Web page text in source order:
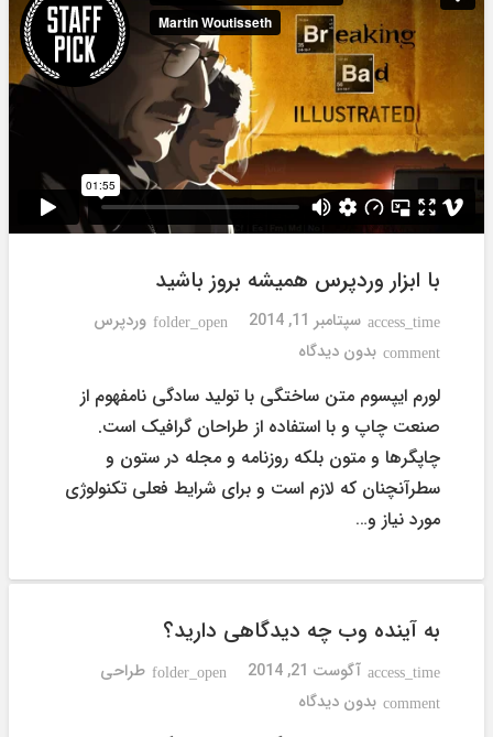
با ابزار وردپرس همیشه بروز باشید
access_time سپتامبر 11, 2014 folder_open وردپرس
comment بدون دیدگاه
لورم ایپسوم متن ساختگی با تولید سادگی نامفهوم از
صنعت چاپ و با استفاده از طراحان گرافیک است.
چاپگرها و متون بلکه روزنامه و مجله در ستون و
سطرآنچنان که لازم است و برای شرایط فعلی تکنولوژی
مورد نیاز و…
به آینده وب چه دیدگاهی دارید؟
access_time آگوست 21, 2014 folder_open طراحی
comment بدون دیدگاه